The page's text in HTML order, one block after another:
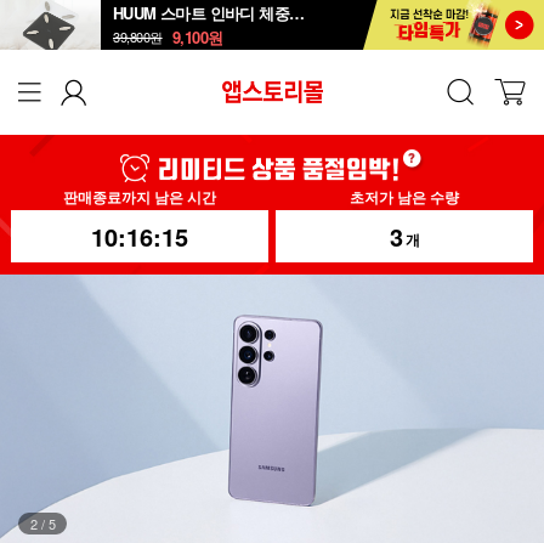
HUUM 스마트 인바디 체중계 SB-108B
39,800원 9,100원
판매종료까지 남은 시간
10:16:13
초저가 남은 수량
3개
2/5